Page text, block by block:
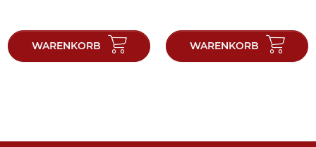
WARENKORB WARENKORB